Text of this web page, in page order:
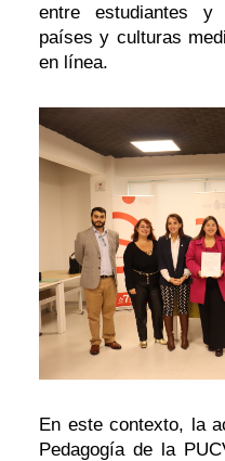
entre estudiantes y
países y culturas
en línea.
En este contexto, la
Pedagogía de la